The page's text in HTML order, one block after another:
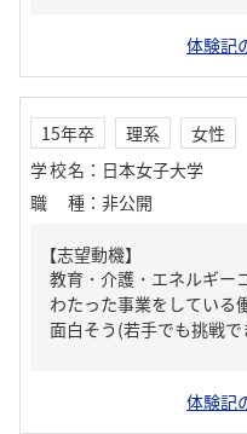
体験記
15年卒 理系
女性
学校名 ： 日本女子大学
職種 ： 非公開
【志望動機】
教育・介護・エネルギー
わたった事業をしている
面白そう(若手でも挑戦
体験記